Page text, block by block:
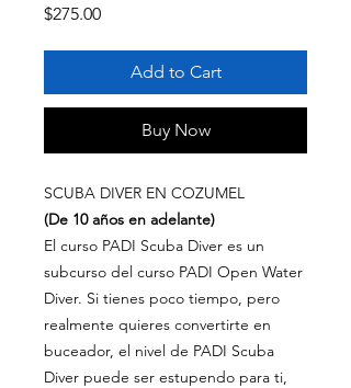
$275.00Price
Add to Cart
Buy Now
SCUBA DIVER EN COZUMEL
(De 10 años en adelante)
El curso PADI Scuba Diver es un
subcurso del curso PADI Open Water
Diver. Si tienes poco tiempo, pero
realmente quieres convertirte en
buceador, el nivel de PADI Scuba
Diver puede ser estupendo para ti,